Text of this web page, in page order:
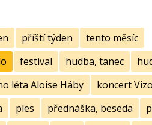
příští týden
tento měsíc
festival hudba, tanec
léta Aloise Háby
koncert
ples přednáška, beseda